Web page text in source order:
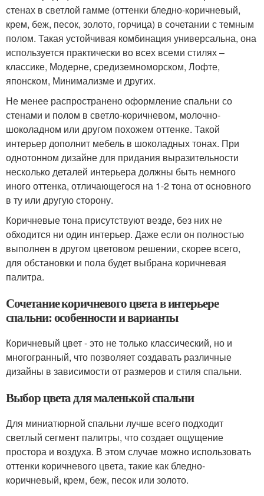
стенах в светлой гамме (оттенки бледно-коричневый,
крем, беж, песок, золото, горчица) в сочетании с темным
полом. Такая устойчивая комбинация универсальна, она
используется практически во всех всеми стилях –
классике, Модерне, средиземноморском, Лофте,
японском, Минимализме и других.
Не менее распространено оформление спальни со
стенами и полом в светло-коричневом, молочно-
шоколадном или другом похожем оттенке. Такой
интерьер дополнит мебель в шоколадных тонах. При
однотонном дизайне для придания выразительности
несколько деталей интерьера должны быть немного
иного оттенка, отличающегося на 1-2 тона от основного
в ту или другую сторону.
Коричневые тона присутствуют везде, без них не
обходится ни один интерьер. Даже если он полностью
выполнен в другом цветовом решении, скорее всего,
для обстановки и пола будет выбрана коричневая
палитра.
Сочетание коричневого цвета в интерьере
спальни: особенности и варианты
Коричневый цвет - это не только классический, но и
многогранный, что позволяет создавать различные
дизайны в зависимости от размеров и стиля спальни.
Выбор цвета для маленькой спальни
Для миниатюрной спальни лучше всего подходит
светлый сегмент палитры, что создает ощущение
простора и воздуха. В этом случае можно использовать
оттенки коричневого цвета, такие как бледно-
коричневый, крем, беж, песок или золото.